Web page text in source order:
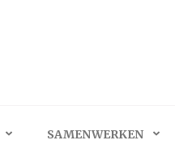
SAMENWERKEN